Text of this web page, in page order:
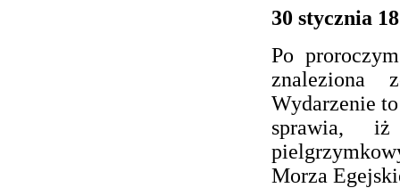
30 stycznia
Po
znaleziona
Wydarzenie
sprawia,
Morza